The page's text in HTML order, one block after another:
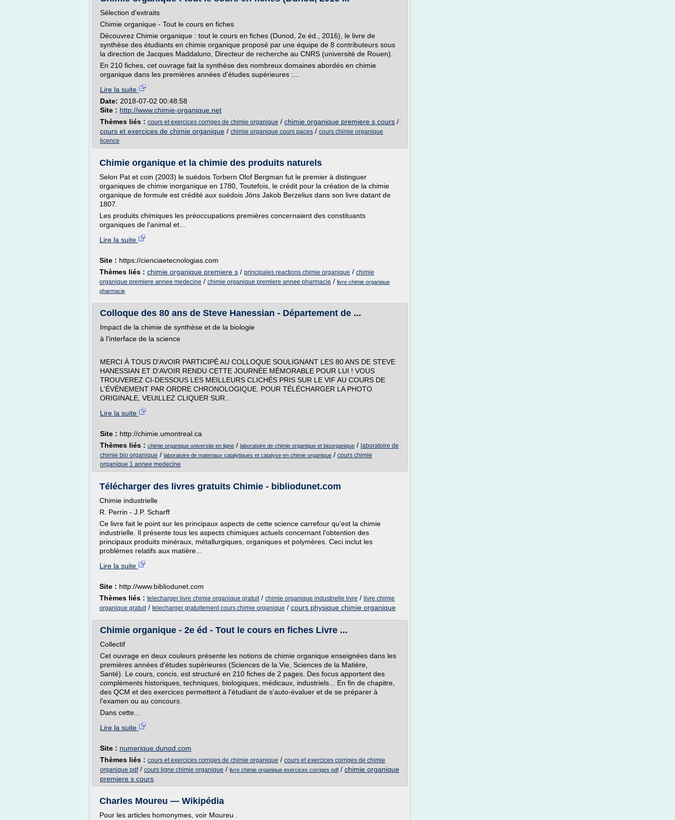
Sélection d'extraits
Chimie organique - Tout le cours en fiches
Découvrez Chimie organique : tout le cours en fiches (Dunod, 2e éd., 2016), le livre de
synthèse des étudiants en chimie organique proposé par une équipe de 8 contributeurs sous
la direction de Jacques Maddaluno, Directeur de recherche au CNRS (université de Rouen).
En 210 fiches, cet ouvrage fait la synthèse des nombreux domaines abordés en chimie
organique dans les premières années d'études supérieures :...
Lire la suite
Date: 2018-07-02 00:48:58
Site : http://www.chimie-organique.net
Thèmes liés : cours et exercices corriges de chimie organique / chimie organique premiere s cours /
cours et exercices de chimie organique / chimie organique cours paces / cours chimie organique
licence
Chimie organique et la chimie des produits naturels
Selon Pat et coin (2003) le suédois Torbern Olof Bergman fut le premier à distinguer
organiques de chimie inorganique en 1780, Toutefois, le crédit pour la création de la chimie
organique de formule est crédité aux suédois Jöns Jakob Berzelius dans son livre datant de
1807.
Les produits chimiques les préoccupations premières concernaient des constituants
organiques de l'animal et...
Lire la suite
Site : https://cienciaetecnologias.com
Thèmes liés : chimie organique premiere s / principales reactions chimie organique / chimie
organique premiere annee medecine / chimie organique premiere annee pharmacie / livre chimie organique
pharmacie
Colloque des 80 ans de Steve Hanessian - Département de ...
Impact de la chimie de synthèse et de la biologie
à l'interface de la science
MERCI À TOUS D'AVOIR PARTICIPÉ AU COLLOQUE SOULIGNANT LES 80 ANS DE STEVE
HANESSIAN ET D'AVOIR RENDU CETTE JOURNÉE MÉMORABLE POUR LUI ! VOUS
TROUVEREZ CI-DESSOUS LES MEILLEURS CLICHÉS PRIS SUR LE VIF AU COURS DE
L'ÉVÉNEMENT PAR ORDRE CHRONOLOGIQUE. POUR TÉLÉCHARGER LA PHOTO
ORIGINALE, VEUILLEZ CLIQUER SUR...
Lire la suite
Site : http://chimie.umontreal.ca
Thèmes liés : chimie organique universite en ligne / laboratoire de chimie organique et bioorganique / laboratoire de
chimie bio organique / laboratoire de materiaux catalytiques et catalyse en chimie organique / cours chimie
organique 1 annee medecine
Télécharger des livres gratuits Chimie - bibliodunet.com
Chimie industrielle
R. Perrin - J.P. Scharff
Ce livre fait le point sur les principaux aspects de cette science carrefour qu'est la chimie
industrielle. Il présente tous les aspects chimiques actuels concernant l'obtention des
principaux produits minéraux, métallurgiques, organiques et polymères. Ceci inclut les
problèmes relatifs aux matière...
Lire la suite
Site : http://www.bibliodunet.com
Thèmes liés : telecharger livre chimie organique gratuit/ chimie organique industrielle livre / livre chimie
organique gratuit/ telecharger gratuitement cours chimie organique / cours physique chimie organique
Chimie organique - 2e éd - Tout le cours en fiches Livre ...
Collectif
Cet ouvrage en deux couleurs présente les notions de chimie organique enseignées dans les
premières années d'études supérieures (Sciences de la Vie, Sciences de la Matière,
Santé). Le cours, concis, est structuré en 210 fiches de 2 pages. Des focus apportent des
compléments historiques, techniques, biologiques, médicaux, industriels... En fin de chapitre,
des QCM et des exercices permettent à l'étudiant de s'auto-évaluer et de se préparer à
l'examen ou au concours.
Dans cette...
Lire la suite
Site : numerique.dunod.com
Thèmes liés : cours et exercices corriges de chimie organique / cours et exercices corriges de chimie
organique pdf/ cours ligne chimie organique / livre chimie organique exercices corriges pdf / chimie organique
premiere s cours
Charles Moureu — Wikipédia
Pour les articles homonymes, voir Moureu .